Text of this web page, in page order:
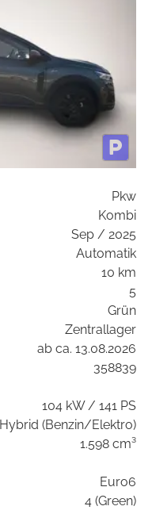
Pkw
Kombi
Sep / 2025
Automatik
10 km
5
Grün
Zentrallager
ab ca. 13.08.2026
358839
104 kW / 141 PS
Hybrid (Benzin/Elektro)
1.598 cm³
Euro6
4 (Green)